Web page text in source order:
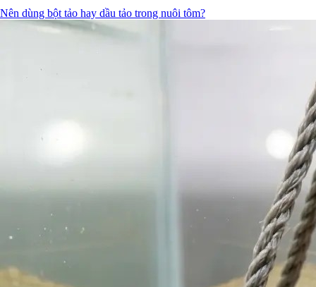
Nên dùng bột tảo hay dầu tảo trong nuôi tôm?